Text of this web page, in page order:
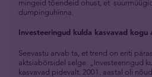
mingeid tõendeid ohust, et
dumpinguhinna.
Investeeringud kulda kasvavad kogu
Seevastu arvab ta, et trend on eriti
aktsiabörsidel selge. „Investeeringud
kasvavad pidevalt. 2001. aastal oli